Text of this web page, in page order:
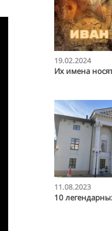
19.02.2024
Их имена
11.08.2023
10